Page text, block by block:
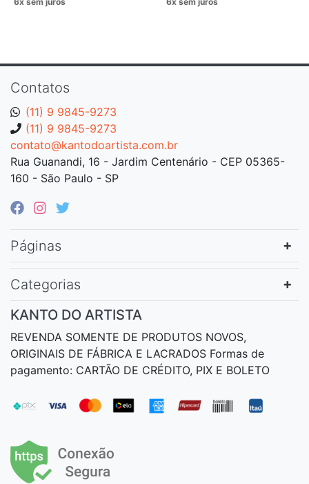
Contatos
(11) 9 9845-9273
(11) 9 9845-9273
contato@kantodoartista.com.br
Rua Guanandi, 16 - Jardim Centenário - CEP 05365-
160 - São Paulo - SP
Páginas
Categorias
KANTO DO ARTISTA
REVENDA SOMENTE DE PRODUTOS NOVOS,
ORIGINAIS DE FÁBRICA E LACRADOS Formas de
pagamento: CARTÃO DE CRÉDITO, PIX E BOLETO